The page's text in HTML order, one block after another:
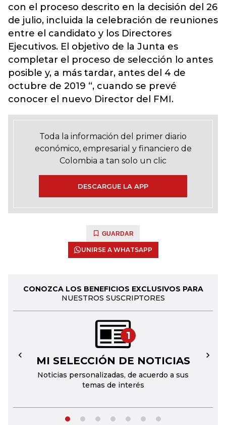
con el proceso descrito en la decisión del 26
de julio, incluida la celebración de reuniones
entre el candidato y los Directores
Ejecutivos. El objetivo de la Junta es
completar el proceso de selección lo antes
posible y, a más tardar, antes del 4 de
octubre de 2019 “, cuando se prevé
conocer el nuevo Director del FMI.
Toda la información del primer diario
económico, empresarial y financiero de
Colombia a tan solo un clic
DESCARGUE LA APP
GUARDAR
UNIRSE A WHATSAPP
CONOZCA LOS BENEFICIOS EXCLUSIVOS PARA
NUESTROS SUSCRIPTORES
1
MI SELECCIÓN DE NOTICIAS
Noticias personalizadas, de acuerdo a sus
temas de interés
← →